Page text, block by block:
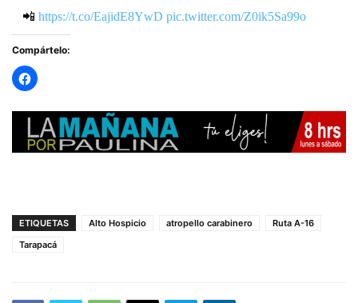
📲 https://t.co/EajidE8YwD pic.twitter.com/Z0ik5Sa99o
— Fiscalía Tarapacá (@FiscaliaIRegion)
2025
Compártelo:
ETIQUETAS Alto Hospicio atropello carabinero
Ruta A-16
Tarapacá